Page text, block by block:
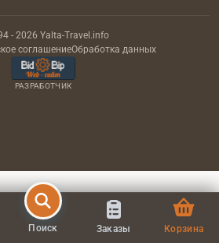
- 2026 Yalta-Travel.info
соглашениеОбработка данных
РАЗРАБОТЧИК
Поиск Заказы Корзина